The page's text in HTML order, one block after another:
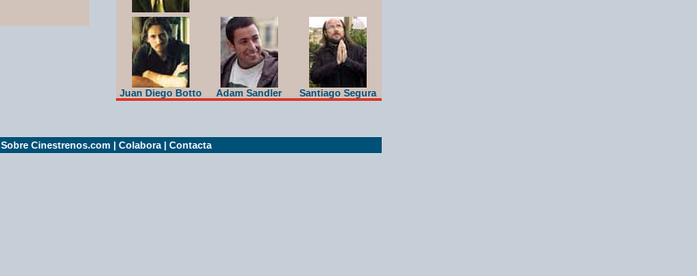
Juan Diego Botto Adam Sandler Santiago Segura
Sobre Cinestrenos.com | Colabora | Contacta